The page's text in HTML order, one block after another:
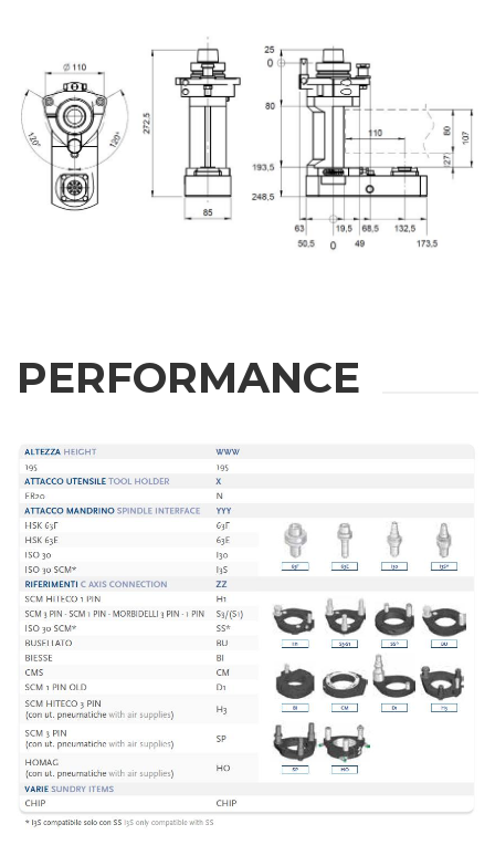
REQUEST
INFORMATION
Fill out the online form to be contacted by a salesperson
名
姓
邮箱
公司
PERFORMANCE